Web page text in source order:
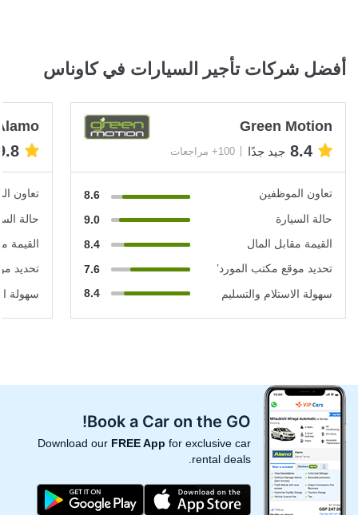
أفضل شركات تأجير السيارات في كاوناس
Green Motion
8.4 جيد جدًا 100+ مراجعات
تعاون الموظفين
8.6
حالة السيارة
9.0
القيمة مقابل المال
8.4
تحديد موقع مكتب المورد’
7.6
سهولة الاستلام والتسليم
8.4
تعاون
حالة
القيمة
تحديد
سهولة
Book a Car on the GO!
Download our FREE App for exclusive car
rental deals.